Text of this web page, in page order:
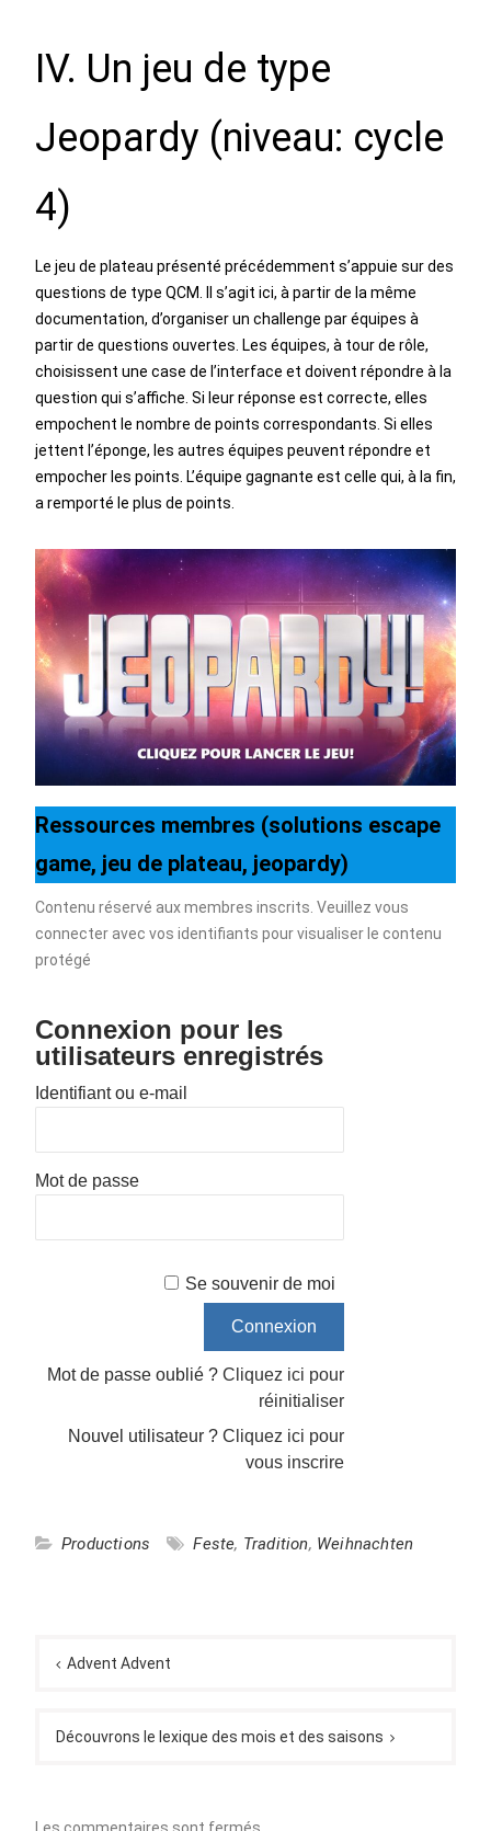
IV. Un jeu de type
Jeopardy (niveau: cycle
4)
Le jeu de plateau présenté précédemment s’appuie sur des
questions de type QCM. Il s’agit ici, à partir de la même
documentation, d’organiser un challenge par équipes à
partir de questions ouvertes. Les équipes, à tour de rôle,
choisissent une case de l’interface et doivent répondre à la
question qui s’affiche. Si leur réponse est correcte, elles
empochent le nombre de points correspondants. Si elles
jettent l’éponge, les autres équipes peuvent répondre et
empocher les points. L’équipe gagnante est celle qui, à la fin,
a remporté le plus de points.
Ressources membres (solutions escape
game, jeu de plateau, jeopardy)
Contenu réservé aux membres inscrits. Veuillez vous
connecter avec vos identifiants pour visualiser le contenu
protégé
Connexion pour les
utilisateurs enregistrés
Identifiant ou e-mail
Mot de passe
Se souvenir de moi
Mot de passe oublié ?Cliquez ici pour
réinitialiser
Nouvel utilisateur ?Cliquez ici pour
vous inscrire
Productions Feste, Tradition, Weihnachten
de Advent Advent
Découvrons le lexique des mois et des saisons